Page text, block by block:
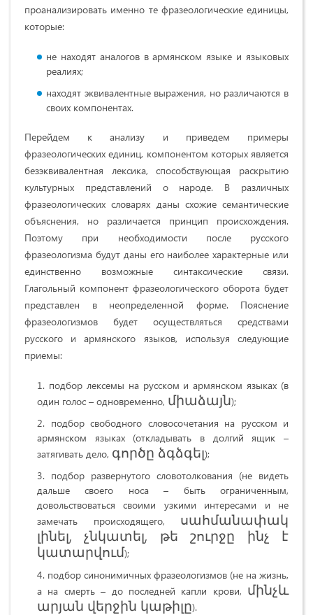
проанализировать именно те фразеологические единицы,
которые:
не находят аналогов в армянском языке и языковых
реалиях;
находят эквивалентные выражения, но различаются в
своих компонентах.
Перейдем к анализу и приведем примеры
фразеологических единиц, компонентом которых является
безэквивалентная лексика, способствующая раскрытию
культурных представлений о народе. В различных
фразеологических словарях даны схожие семантические
объяснения, но различается принцип происхождения.
Поэтому при необходимости после русского
фразеологизма будут даны его наиболее характерные или
единственно возможные синтаксические связи.
Глагольный компонент фразеологического оборота будет
представлен в неопределенной форме. Пояснение
фразеологизмов будет осуществляться средствами
русского и армянского языков, используя следующие
приемы:
подбор лексемы на русском и армянском языках (в
один голос – одновременно, միաձայն);
подбор свободного словосочетания на русском и
армянском языках (откладывать в долгий ящик –
затягивать дело, գործը ձգձգել);
подбор развернутого словотолкования (не видеть
дальше своего носа – быть ограниченным,
довольствоваться своими узкими интересами и не
замечать происходящего, սահմանափակ
լինել, չնկատել, թե շուրջը ինչ է
կատարվում);
подбор синонимичных фразеологизмов (не на жизнь,
а на смерть – до последней капли крови, մինչև
արյան վերջին կաթիլը).